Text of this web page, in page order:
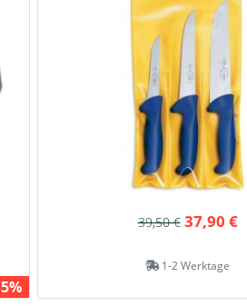
39,50 € 37,90 €
1-2 Werktage